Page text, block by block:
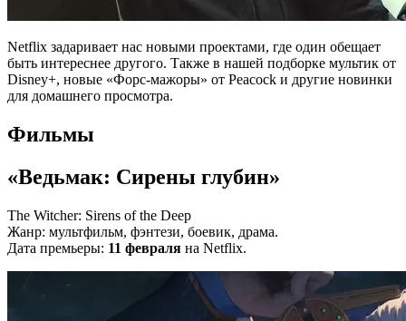
Netflix задаривает нас новыми проектами, где один обещает
быть интереснее другого. Также в нашей подборке мультик от
Disney+, новые «Форс-мажоры» от Peacock и другие новинки
для домашнего просмотра.
Фильмы
«Ведьмак: Сирены глубин»
The Witcher: Sirens of the Deep
Жанр: мультфильм, фэнтези, боевик, драма.
Дата премьеры: 11 февраля на Netflix.